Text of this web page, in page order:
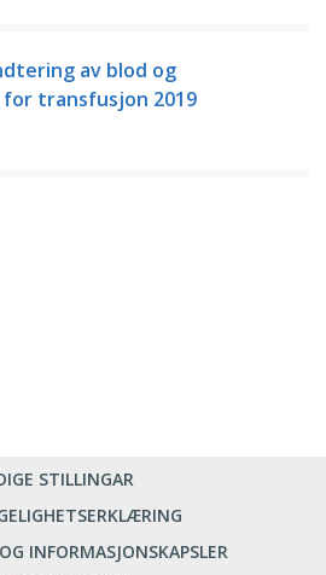
av blod og
transfusjon 2019
STILLINGAR
INFORMASJONSKAPSLER